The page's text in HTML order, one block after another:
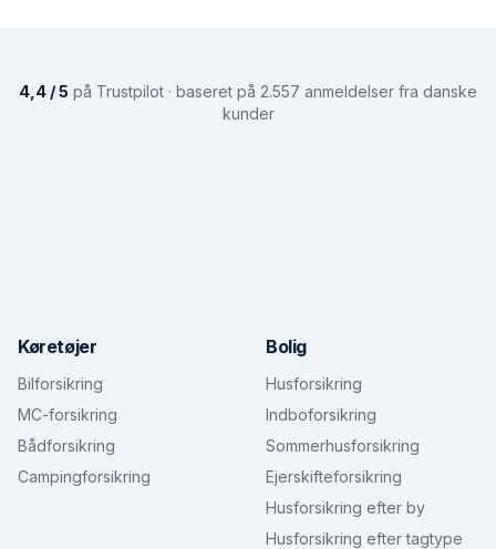
4,4 / 5 på Trustpilot · baseret på 2.557 anmeldelser fra danske
kunder
Køretøjer
Bilforsikring
MC-forsikring
Bådforsikring
Campingforsikring
Bolig
Husforsikring
Indboforsikring
Sommerhusforsikring
Ejerskifteforsikring
Husforsikring efter by
Husforsikring efter tagtype